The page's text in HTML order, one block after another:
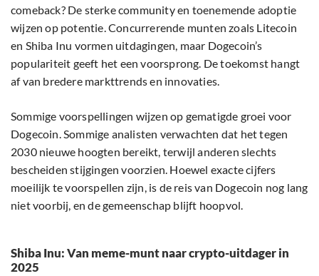
comeback? De sterke community en toenemende adoptie
wijzen op potentie. Concurrerende munten zoals Litecoin
en Shiba Inu vormen uitdagingen, maar Dogecoin’s
populariteit geeft het een voorsprong. De toekomst hangt
af van bredere markttrends en innovaties.
Sommige voorspellingen wijzen op gematigde groei voor
Dogecoin. Sommige analisten verwachten dat het tegen
2030 nieuwe hoogten bereikt, terwijl anderen slechts
bescheiden stijgingen voorzien. Hoewel exacte cijfers
moeilijk te voorspellen zijn, is de reis van Dogecoin nog lang
niet voorbij, en de gemeenschap blijft hoopvol.
Shiba Inu: Van meme-munt naar crypto-uitdager in
2025